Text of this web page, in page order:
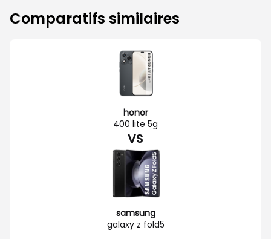
Comparatifs similaires
honor
400 lite 5g
VS
samsung
galaxy z fold5